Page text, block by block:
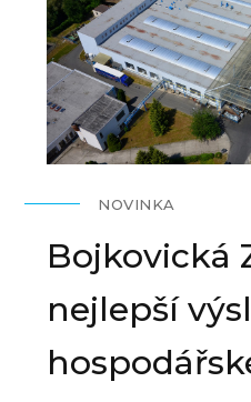
NOVINKA
Bojkovická
nejlepší